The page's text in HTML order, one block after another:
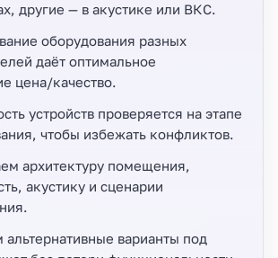
другие — в акустике или ВКС.
оборудования разных
даёт оптимальное
цена/качество.
устройств проверяется на этапе
чтобы избежать конфликтов.
архитектуру помещения,
акустику и сценарии
альтернативные варианты под